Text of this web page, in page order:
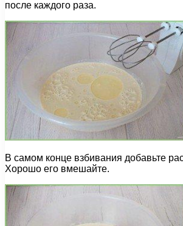
после каждого раза.
В самом конце взбивания добавьте
Хорошо его вмешайте.